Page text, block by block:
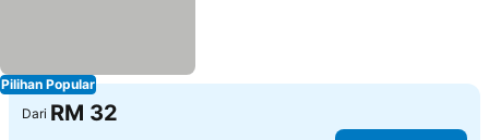
Pilihan Popular
Dari RM 32